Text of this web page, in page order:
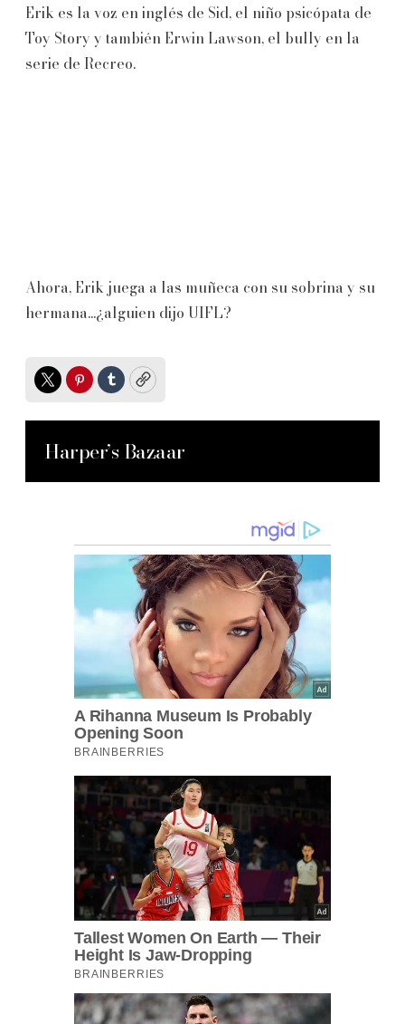
Erik es la voz en inglés de Sid, el niño psicópata de
Toy Story y también Erwin Lawson, el bully en la
serie de Recreo.
Ahora, Erik juega a las muñeca con su sobrina y su
hermana...¿alguien dijo UIFL?
TwitterPinterest
TumblrCopy
Harper’s Bazaar